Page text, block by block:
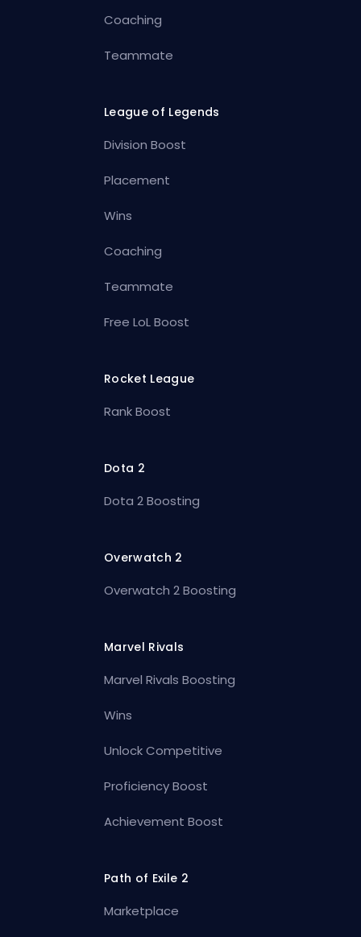
Coaching
Teammate
League of Legends
Division Boost
Placement
Wins
Coaching
Teammate
Free LoL Boost
Rocket League
Rank Boost
Dota 2
Dota 2 Boosting
Overwatch 2
Overwatch 2 Boosting
Marvel Rivals
Marvel Rivals Boosting
Wins
Unlock Competitive
Proficiency Boost
Achievement Boost
Path of Exile 2
Marketplace